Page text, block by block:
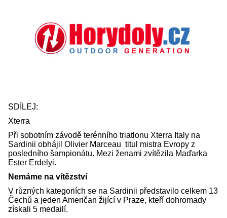
SDÍLEJ:
Xterra
Při sobotním závodě terénního triatlonu Xterra Italy na
Sardinii obhájil Olivier Marceau titul mistra Evropy z
posledního šampionátu. Mezi ženami zvítězila Maďarka
Ester Erdelyi.
Nemáme na vítězství
V různých kategoriích se na Sardinii představilo celkem 13
Čechů a jeden Američan žijící v Praze, kteří dohromady
získali 5 medailí.